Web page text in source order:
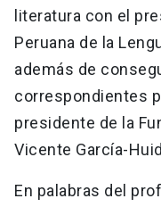
literatura con el
Peruana de la
además de
correspondientes
presidente de la
Vicente García-
En palabras del